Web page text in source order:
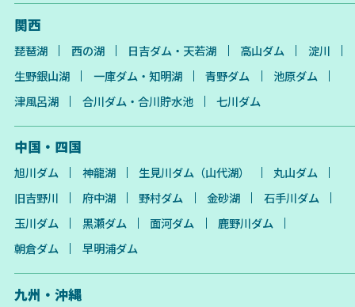
関西
琵琶湖 西の湖 日吉ダム・天若湖 高山ダム
淀川
生野銀山湖
一庫ダム・知明湖 青野ダム
池原ダム
津風呂湖
合川ダム・合川貯水池 七川ダム
中国・四国
旭川ダム 神龍湖 生見川ダム（山代湖）
丸山ダム
旧吉野川
府中湖 野村ダム 金砂湖
石手川ダム
玉川ダム
黒瀬ダム 面河ダム
鹿野川ダム
朝倉ダム
早明浦ダム
九州・沖縄